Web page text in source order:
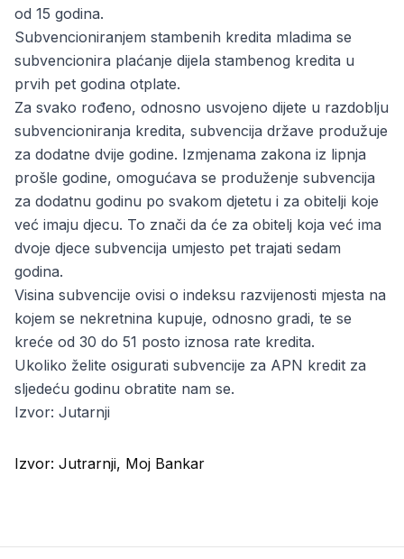
od 15 godina.
Subvencioniranjem stambenih kredita mladima se
subvencionira plaćanje dijela stambenog kredita u
prvih pet godina otplate.
Za svako rođeno, odnosno usvojeno dijete u razdoblju
subvencioniranja kredita, subvencija države produžuje
za dodatne dvije godine. Izmjenama zakona iz lipnja
prošle godine, omogućava se produženje subvencija
za dodatnu godinu po svakom djetetu i za obitelji koje
već imaju djecu. To znači da će za obitelj koja već ima
dvoje djece subvencija umjesto pet trajati sedam
godina.
Visina subvencije ovisi o indeksu razvijenosti mjesta na
kojem se nekretnina kupuje, odnosno gradi, te se
kreće od 30 do 51 posto iznosa rate kredita.
Ukoliko želite osigurati subvencije za APN kredit za
sljedeću godinu obratite nam se.
Izvor: Jutarnji
Izvor: Jutrarnji, Moj Bankar